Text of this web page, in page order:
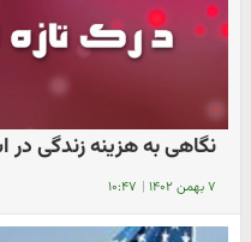
نگاهی به هزینه زندگی
۷ بهمن ۱۴۰۲ | ۱۰:۴۷